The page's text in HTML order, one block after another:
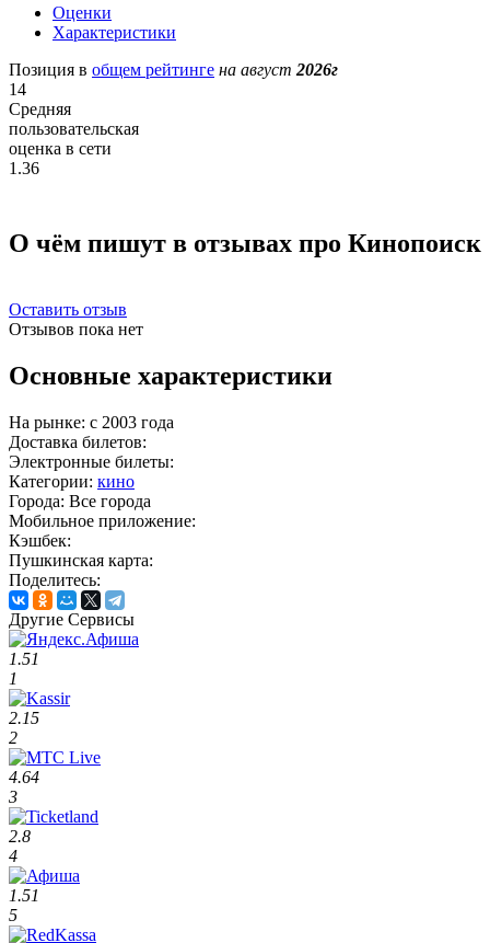
Оценки
Характеристики
Позиция в общем рейтинге на август 2026г
14
Средняя
пользовательская
оценка в сети
1.36
О чём пишут в отзывах про Кинопоиск
Оставить отзыв
Отзывов пока нет
Основные характеристики
На рынке: c 2003 года
Доставка билетов:
Электронные билеты:
Категории: кино
Города: Все города
Мобильное приложение:
Кэшбек:
Пушкинская карта:
Поделитесь:
Другие Сервисы
1.51
1
2.15
2
4.64
3
2.8
4
1.51
5